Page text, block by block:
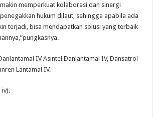
memperkuat kolaborasi dan sinergi
hukum dilaut, sehingga apabila ada
terjadi, bisa mendapatkan solusi yang terbaik
IV Asintel Danlantamal IV, Dansatrol
Lantamal IV.
iv).